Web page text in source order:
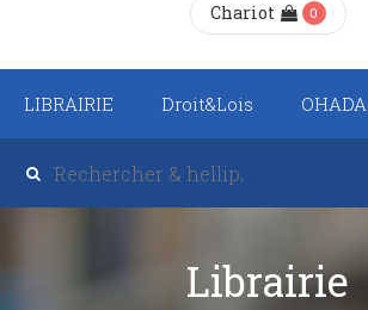
Chariot 0
LIBRAIRIE Droit&Lois
Recueil de texte de
lois
OHADA
Librairie